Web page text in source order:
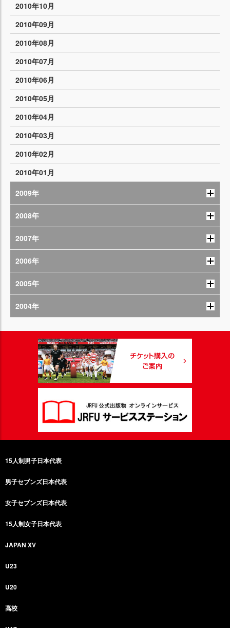
2010年10月
2010年09月
2010年08月
2010年07月
2010年06月
2010年05月
2010年04月
2010年03月
2010年02月
2010年01月
2009年
2008年
2007年
2006年
2005年
2004年
15人制男子日本代表
男子セブンズ日本代表
女子セブンズ日本代表
15人制女子日本代表
JAPAN XV
U23
U20
高校